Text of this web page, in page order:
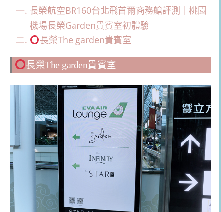
長榮航空BR160台北飛首爾商務艙評測｜桃園
機場長榮Garden貴賓室初體驗
長榮The garden貴賓室
長榮The garden貴賓室